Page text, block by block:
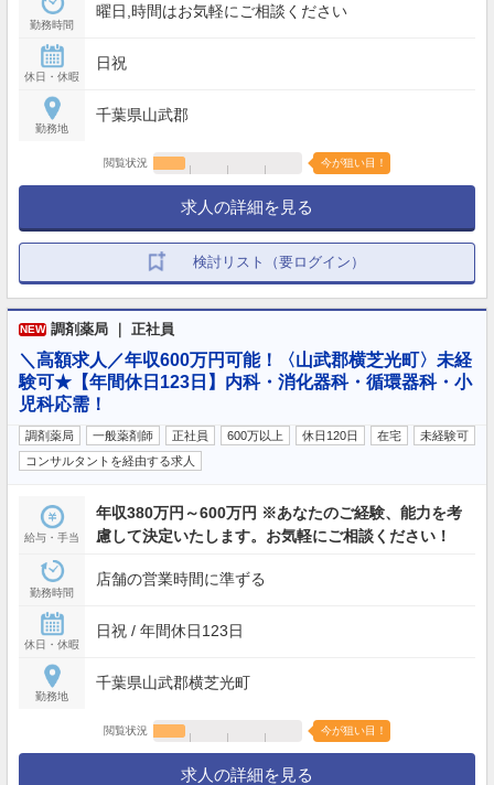
勤務時間
曜日,時間はお気軽にご相談ください
休日・休暇
日祝
勤務地
千葉県山武郡
閲覧状況 今が狙い目！
求人の詳細を見る
検討リスト（要ログイン）
NEW 調剤薬局 ｜ 正社員
＼高額求人／年収600万円可能！〈山武郡横芝光町〉未経
験可★【年間休日123日】内科・消化器科・循環器科・小
児科応需！
調剤薬局 一般薬剤師 正社員 600万以上 休日120日 在宅
未経験可
コンサルタントを経由する求人
給与・手当
年収380万円～600万円 ※あなたのご経験、能力を考
慮して決定いたします。お気軽にご相談ください！
勤務時間
店舗の営業時間に準ずる
休日・休暇
日祝 / 年間休日123日
勤務地
千葉県山武郡横芝光町
閲覧状況 今が狙い目！
求人の詳細を見る